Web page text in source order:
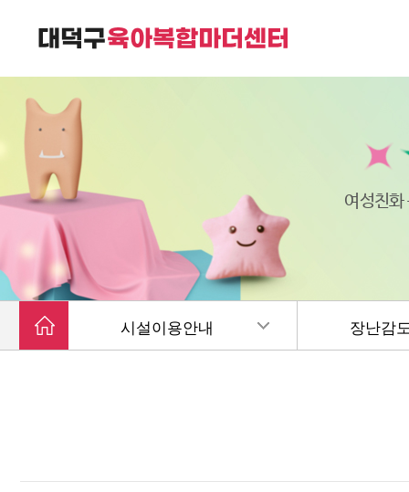
대덕구육아복합마더센터는
여성친화
시설이용안내 장난감